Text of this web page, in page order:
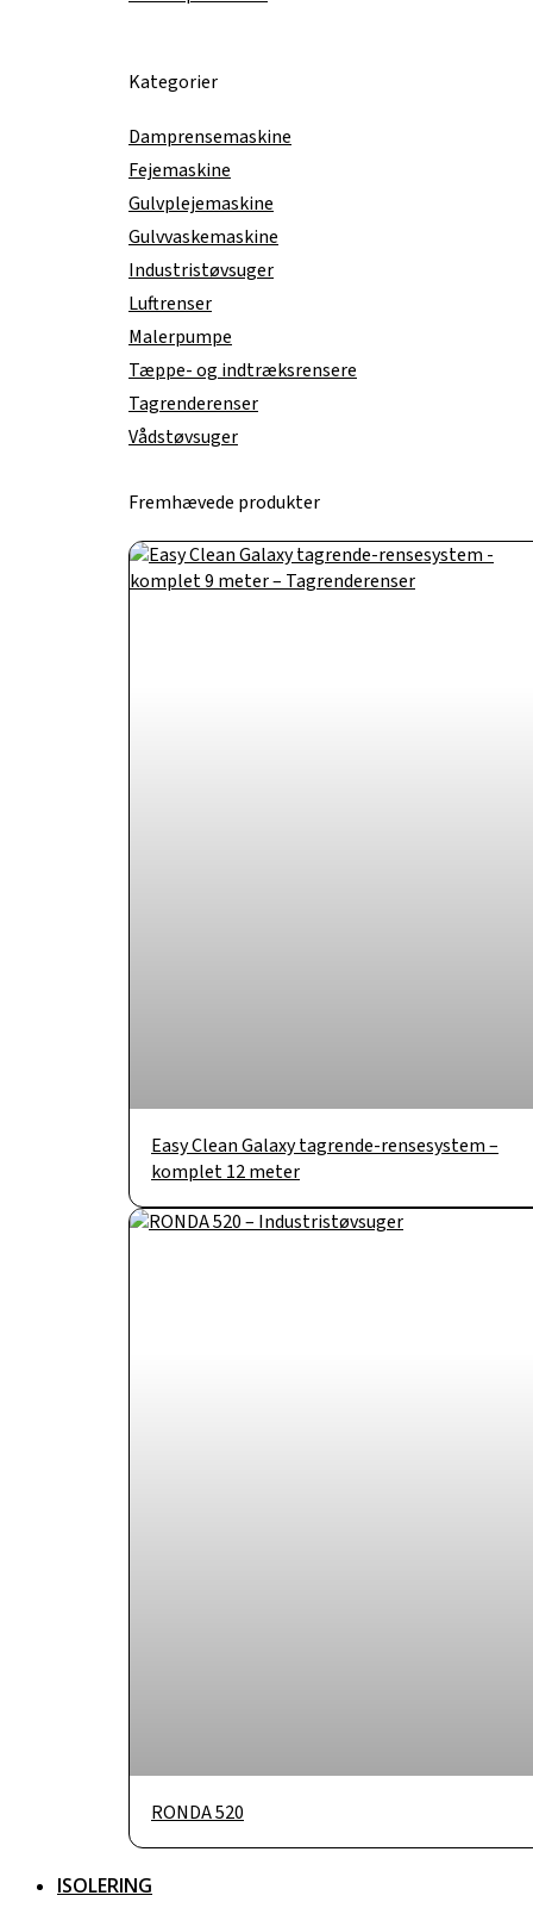
Kategorier
Damprensemaskine
Fejemaskine
Gulvplejemaskine
Gulvvaskemaskine
Industristøvsuger
Luftrenser
Malerpumpe
Tæppe- og indtræksrensere
Tagrenderenser
Vådstøvsuger
Fremhævede produkter
Easy Clean Galaxy tagrende-rensesystem –
komplet 12 meter
RONDA 520
ISOLERING